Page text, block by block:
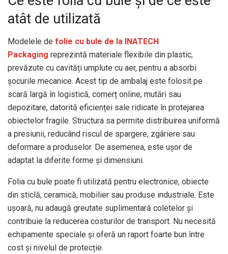
atât de utilizată
Modelele de folie cu bule de la INATECH
Packaging reprezintă materiale flexibile din plastic,
prevăzute cu cavități umplute cu aer, pentru a absorbi
șocurile mecanice. Acest tip de ambalaj este folosit pe
scară largă în logistică, comerț online, mutări sau
depozitare, datorită eficienței sale ridicate în protejarea
obiectelor fragile. Structura sa permite distribuirea uniformă
a presiunii, reducând riscul de spargere, zgâriere sau
deformare a produselor. De asemenea, este ușor de
adaptat la diferite forme și dimensiuni.
Folia cu bule poate fi utilizată pentru electronice, obiecte
din sticlă, ceramică, mobilier sau produse industriale. Este
ușoară, nu adaugă greutate suplimentară coletelor și
contribuie la reducerea costurilor de transport. Nu necesită
echipamente speciale și oferă un raport foarte bun între
cost și nivelul de protecție.